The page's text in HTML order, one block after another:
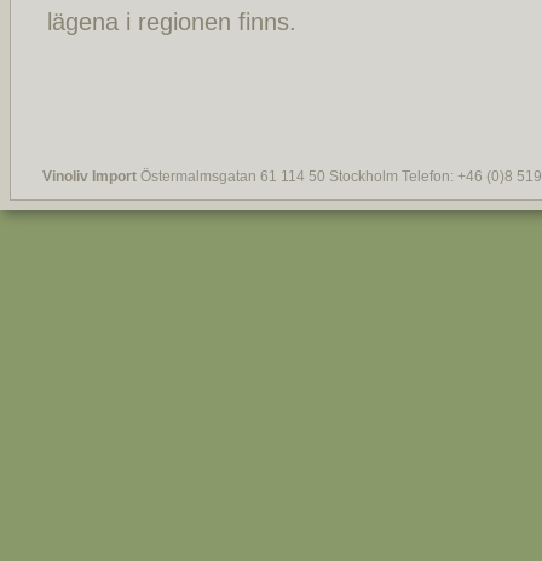
lägena i regionen finns.
Vinoliv Import Östermalmsgatan 61 114 50 Stockholm Telefon: +46 (0)8